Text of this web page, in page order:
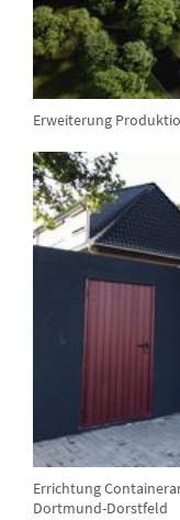
Erweiterung
Errichtung
Dortmund-Dorstfeld